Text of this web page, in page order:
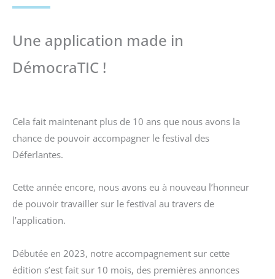
Une application made in
DémocraTIC !
Cela fait maintenant plus de 10 ans que nous avons la
chance de pouvoir accompagner le festival des
Déferlantes.
Cette année encore, nous avons eu à nouveau l’honneur
de pouvoir travailler sur le festival au travers de
l’application.
Débutée en 2023, notre accompagnement sur cette
édition s’est fait sur 10 mois, des premières annonces